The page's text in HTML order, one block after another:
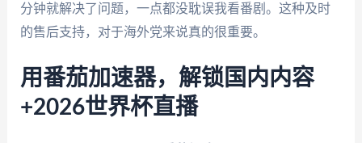
分钟就解决了问题，一点都没耽误我看番剧。这种及时
的售后支持，对于海外党来说真的很重要。
用番茄加速器，解锁国内内容
+2026世界杯直播